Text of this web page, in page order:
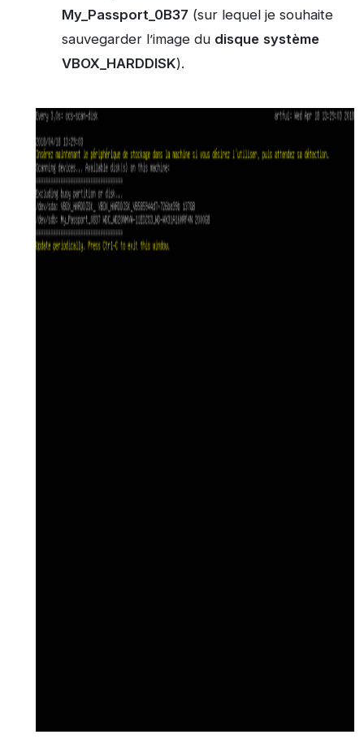
My_Passport_0B37 (sur lequel je souhaite
sauvegarder l’image du disque système
VBOX_HARDDISK).